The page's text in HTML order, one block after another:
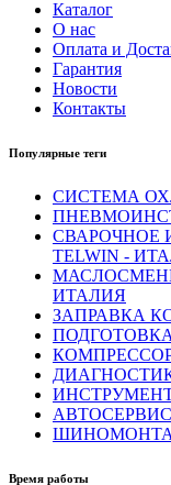
Каталог
О нас
Оплата и
Гарантия
Новости
Контакты
Популярные теги
СИСТЕМА
СВАРОЧНОЕ
TELWIN -
ИТАЛИЯ
ЗАПРАВКА
АВТОСЕРВИС
Время работы